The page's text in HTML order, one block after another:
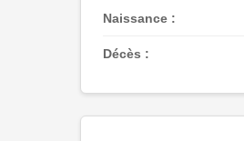
Naissance :
Décès :